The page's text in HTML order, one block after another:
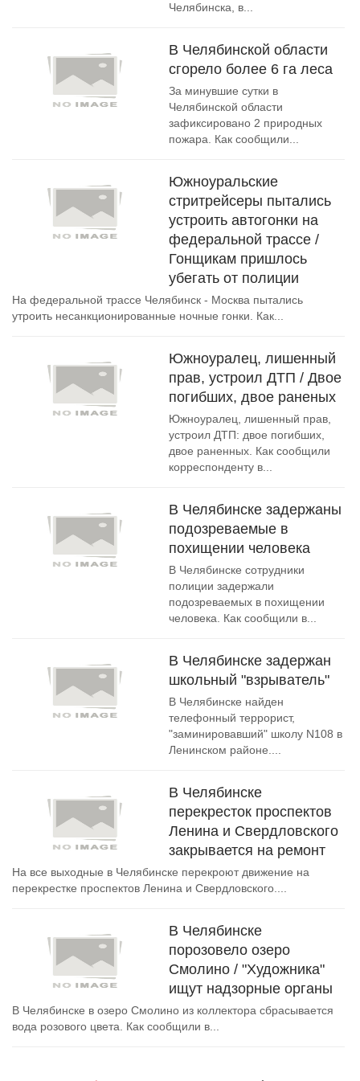
Челябинска, в...
В Челябинской области
сгорело более 6 га леса
За минувшие сутки в
Челябинской области
зафиксировано 2 природных
пожара. Как сообщили...
Южноуральские
стритрейсеры пытались
устроить автогонки на
федеральной трассе /
Гонщикам пришлось
убегать от полиции
На федеральной трассе Челябинск - Москва пытались
утроить несанкционированные ночные гонки. Как...
Южноуралец, лишенный
прав, устроил ДТП / Двое
погибших, двое раненых
Южноуралец, лишенный прав,
устроил ДТП: двое погибших,
двое раненных. Как сообщили
корреспонденту в...
В Челябинске задержаны
подозреваемые в
похищении человека
В Челябинске сотрудники
полиции задержали
подозреваемых в похищении
человека. Как сообщили в...
В Челябинске задержан
школьный "взрыватель"
В Челябинске найден
телефонный террорист,
"заминировавший" школу N108 в
Ленинском районе....
В Челябинске
перекресток проспектов
Ленина и Свердловского
закрывается на ремонт
На все выходные в Челябинске перекроют движение на
перекрестке проспектов Ленина и Свердловского....
В Челябинске
порозовело озеро
Смолино / "Художника"
ищут надзорные органы
В Челябинске в озеро Смолино из коллектора сбрасывается
вода розового цвета. Как сообщили в...